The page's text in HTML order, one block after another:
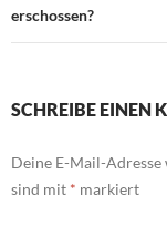
erschossen?
SCHREIBE EINEN
Deine E-Mail-
sind mit * markiert